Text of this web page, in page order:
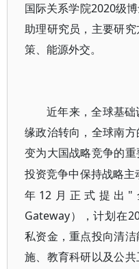
国际关系学院2020级
助理研究员，主要研
策、能源外交。
近年来，全球基
缘政治转向，全球南
变为大国战略竞争的
投资竞争中保持战略
年12月正式提出"
Gateway），计划在
私资金，重点投向清
施、教育科研以及公